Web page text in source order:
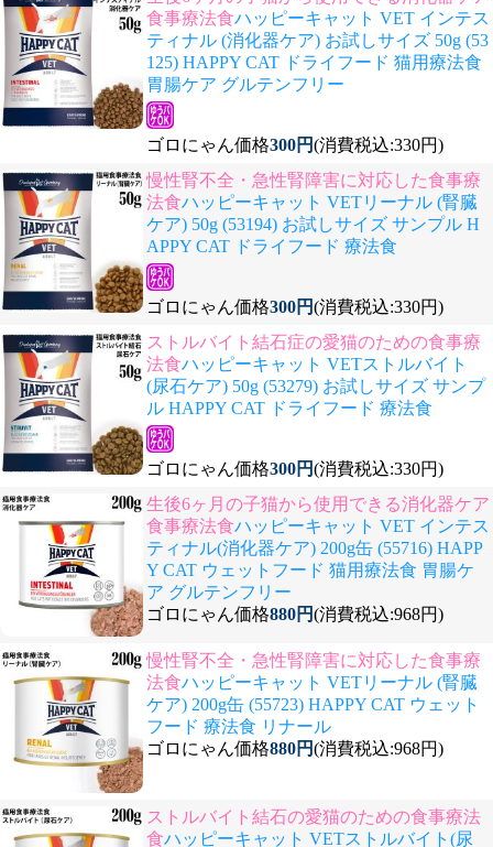
食事療法食ハッピーキャット VET インテス
ティナル (消化器ケア) お試しサイズ 50g (53
125) HAPPY CAT ドライフード 猫用療法食
胃腸ケア グルテンフリー
ゴロにゃん価格300円(消費税込:330円)
慢性腎不全・急性腎障害に対応した食事療
法食ハッピーキャット VETリーナル (腎臓
ケア) 50g (53194) お試しサイズ サンプル H
APPY CAT ドライフード 療法食
ゴロにゃん価格300円(消費税込:330円)
ストルバイト結石症の愛猫のための食事療
法食ハッピーキャット VETストルバイト
(尿石ケア) 50g (53279) お試しサイズ サンプ
ル HAPPY CAT ドライフード 療法食
ゴロにゃん価格300円(消費税込:330円)
生後6ヶ月の子猫から使用できる消化器ケア
食事療法食ハッピーキャット VET インテス
ティナル(消化器ケア) 200g缶 (55716) HAPP
Y CAT ウェットフード 猫用療法食 胃腸ケ
ア グルテンフリー
ゴロにゃん価格880円(消費税込:968円)
慢性腎不全・急性腎障害に対応した食事療
法食ハッピーキャット VETリーナル (腎臓
ケア) 200g缶 (55723) HAPPY CAT ウェット
フード 療法食 リナール
ゴロにゃん価格880円(消費税込:968円)
ストルバイト結石の愛猫のための食事療法
食ハッピーキャット VETストルバイト(尿